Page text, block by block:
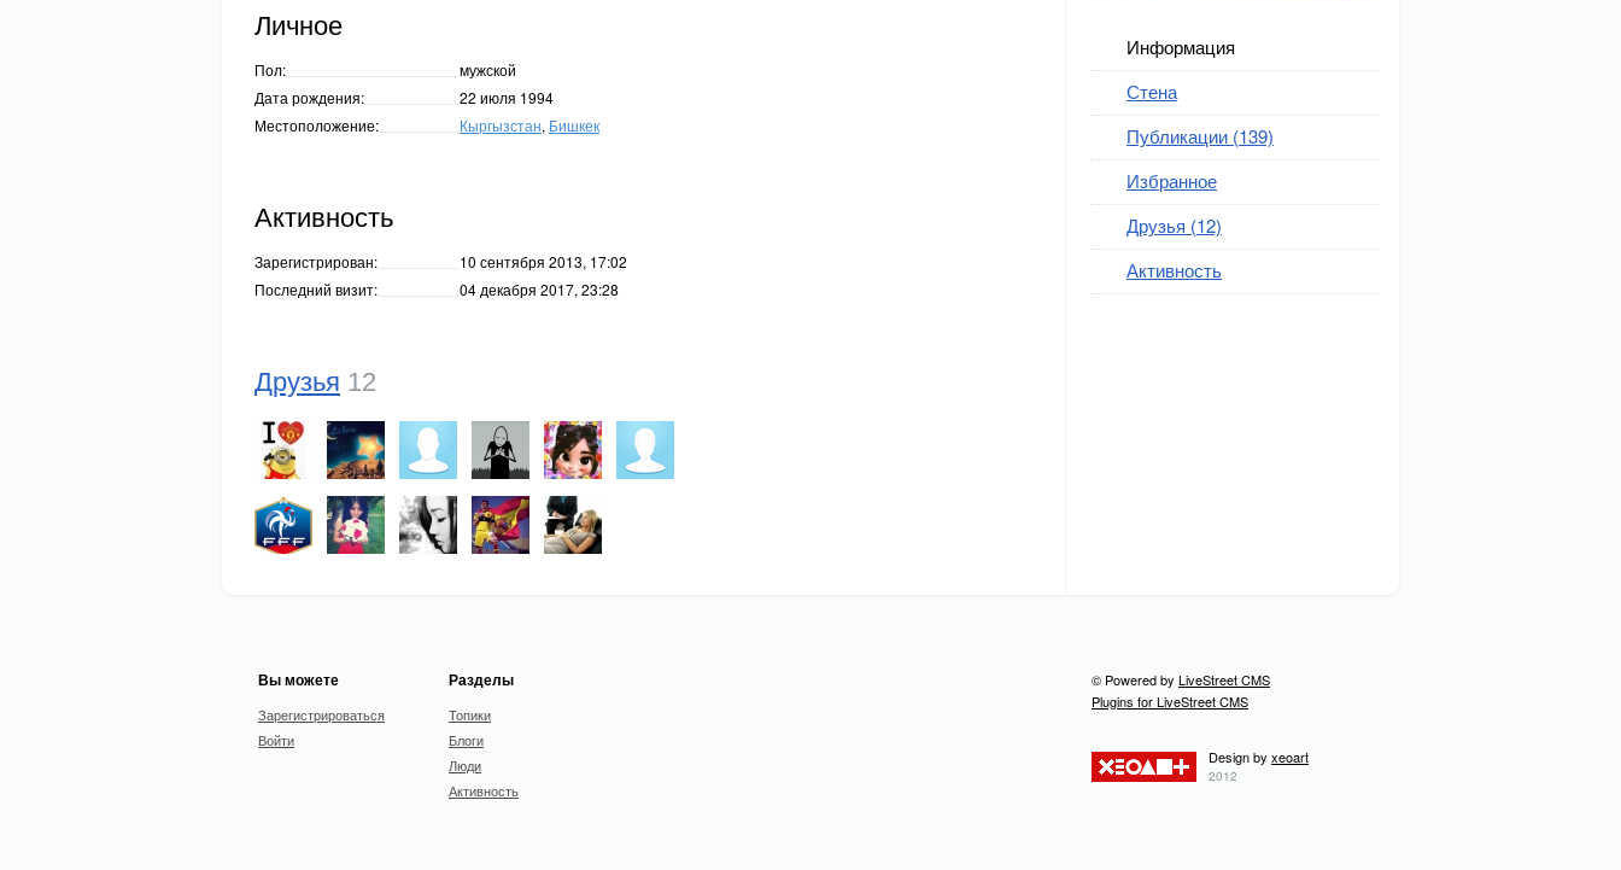
Информация
Стена
Публикации (139)
Избранное
Друзья (12)
Активность
Личное
Пол:
мужской
Дата рождения:
22 июля 1994
Местоположение:
Кыргызстан, Бишкек
Активность
Зарегистрирован:
10 сентября 2013, 17:02
Последний визит:
04 декабря 2017, 23:28
Друзья 12
Вы можете
Зарегистрироваться
Войти
Разделы
Топики
Блоги
Люди
Активность
© Powered by LiveStreet CMS
Plugins for LiveStreet CMS
Design by xeoart
2012